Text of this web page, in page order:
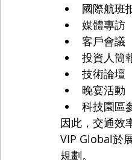
國際航班
媒體專訪
客戶會議
投資人簡
技術論壇
晚宴活動
科技園區
因此，交通效
VIP Global於
規劃。